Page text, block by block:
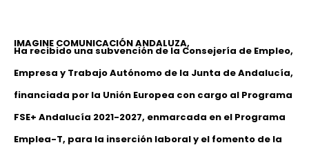
IMAGINE COMUNICACIÓN ANDALUZA,
Ha recibido una subvención de la Consejería de Empleo,
Empresa y Trabajo Autónomo de la Junta de Andalucía,
financiada por la Unión Europea con cargo al Programa
FSE+ Andalucía 2021-2027, enmarcada en el Programa
Emplea-T, para la inserción laboral y el fomento de la